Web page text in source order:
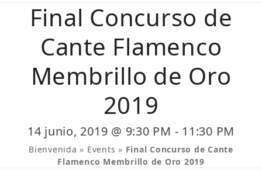
menu
menu
Final Concurso de
Cante Flamenco
Membrillo de Oro
2019
14 junio, 2019 @ 9:30 PM - 11:30 PM
Bienvenida » Events » Final Concurso de Cante
Flamenco Membrillo de Oro 2019